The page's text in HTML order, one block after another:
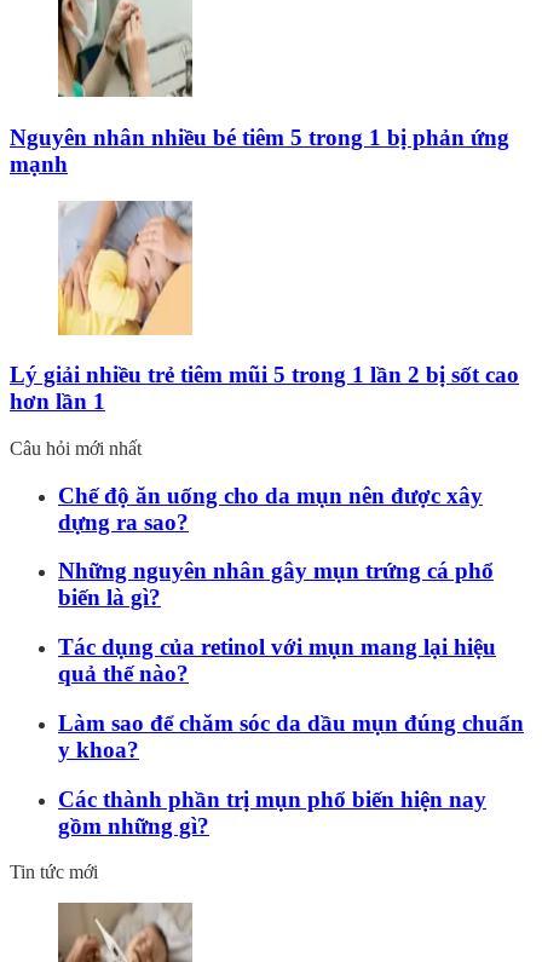
Nguyên nhân nhiều bé tiêm 5 trong 1 bị phản ứng
mạnh
Lý giải nhiều trẻ tiêm mũi 5 trong 1 lần 2 bị sốt cao
hơn lần 1
Câu hỏi mới nhất
Chế độ ăn uống cho da mụn nên được xây
dựng ra sao?
Những nguyên nhân gây mụn trứng cá phổ
biến là gì?
Tác dụng của retinol với mụn mang lại hiệu
quả thế nào?
Làm sao để chăm sóc da dầu mụn đúng chuẩn
y khoa?
Các thành phần trị mụn phổ biến hiện nay
gồm những gì?
Tin tức mới